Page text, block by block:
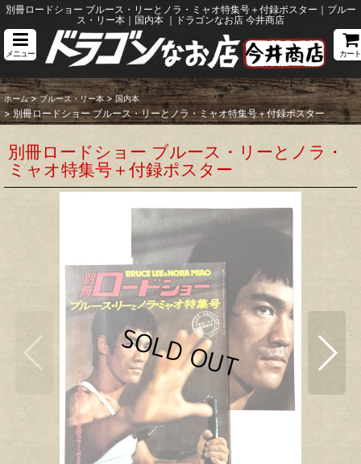
別冊ロードショー ブルース・リーとノラ・ミャオ特集号＋付録ポスター｜ブルー
ス・リー本｜国内本 ｜ドラゴンなお店 今井商店
メニュー カート
ホーム > ブルース・リー本 > 国内本
> 別冊ロードショー ブルース・リーとノラ・ミャオ特集号＋付録ポスター
別冊ロードショー ブルース・リーとノラ・
ミャオ特集号＋付録ポスター